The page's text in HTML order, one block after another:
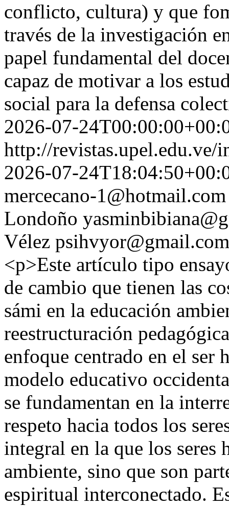
conflicto, cultura) y que
través de la investigación
papel fundamental del
capaz de motivar a los
social para la defensa
2026-07-
http://
2026-07-
mercecano-1@hotmail.com
Londoño
Vélez psihvyor@gmail.com
<p>Este artículo tipo
de cambio que tienen las
sámi en la educación
reestructuración
enfoque centrado en el ser
modelo educativo
se fundamentan en la
respeto hacia todos los
integral en la que los seres
ambiente, sino que son
espiritual interconectado.